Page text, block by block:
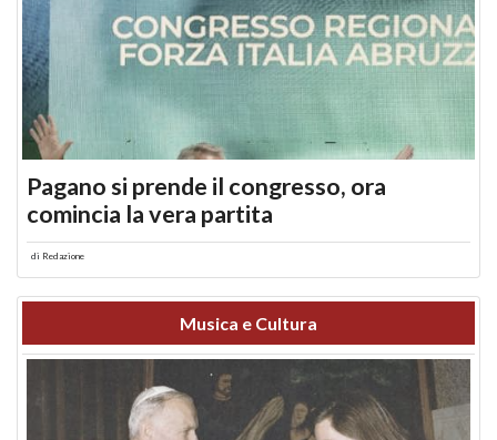
Pagano si prende il congresso, ora
comincia la vera partita
di Redazione
Musica e Cultura